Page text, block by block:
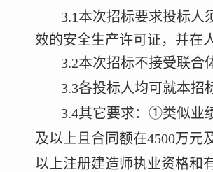
3.1本次招标要求投标人
效的安全生产许可证，并在
3.2本次招标不接受联合
3.3各投标人均可就本招
3.4其它要求：①类似业
及以上且合同额在4500万元
以上注册建造师执业资格和